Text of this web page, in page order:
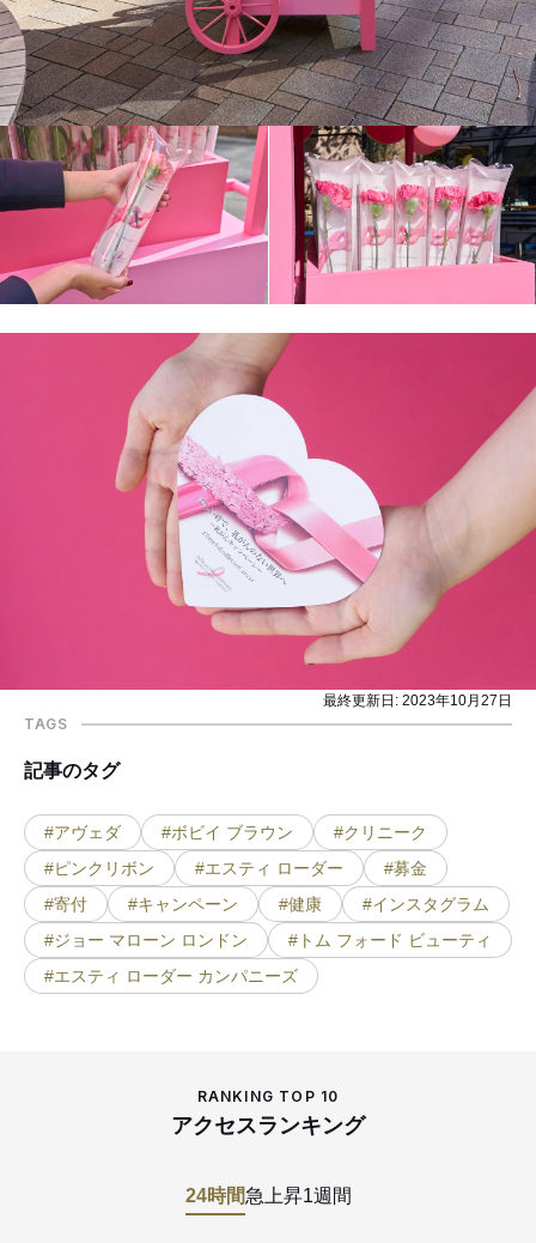
最終更新日: 2023年10月27日
TAGS
記事のタグ
#アヴェダ #ボビイ ブラウン
#クリニーク
#ピンクリボン
#エスティ ローダー
#募金
#寄付
#キャンペーン #健康
#インスタグラム
#ジョー マローン ロンドン
#トム フォード ビューティ
#エスティ ローダー カンパニーズ
RANKING TOP 10
アクセスランキング
24時間急上昇1週間